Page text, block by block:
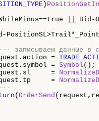
)
|| Bid-
PositionSL>Trail* _Point
записываем данные в
=
= Symbol ();
=
=
( OrderSend